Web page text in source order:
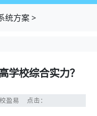
统方案>
学校综合实力？
盈易 点击：